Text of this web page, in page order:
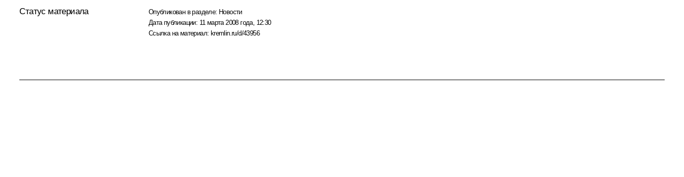
Статус материала Опубликован в разделе: Новости
Дата публикации: 11 марта 2008 года, 12:30
Ссылка на материал: kremlin.ru/d/43956